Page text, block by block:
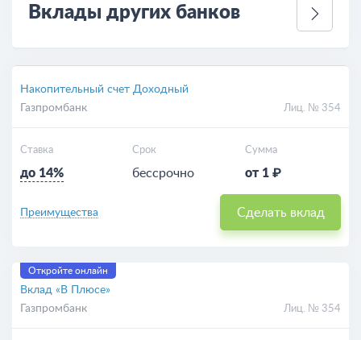
Вклады других банков
Накопительный счет Доходный
Газпромбанк
Лиц. № 354
Ставка
до 14%
Срок
бессрочно
Сумма
от 1 ₽
Преимущества Сделать вклад
Откройте онлайн
Вклад «В Плюсе»
Газпромбанк
Лиц. № 354